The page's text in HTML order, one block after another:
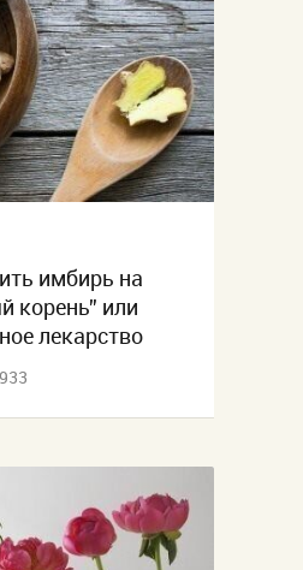
имбирь на
корень” или
лекарство